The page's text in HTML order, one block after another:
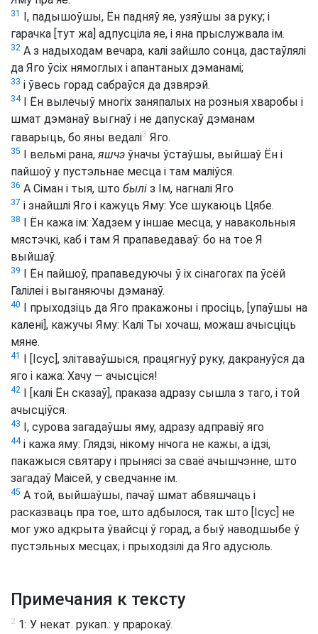
31 І, падышоўшы, Ён падняў яе, узяўшы за руку; і
гарачка [тут жа] адпусціла яе, і яна прыслужвала ім.
32 А з надыходам вечара, калі зайшло сонца, дастаўлялі
да Яго ўсіх нямоглых і апантаных дэманамі;
33 і ўвесь горад сабраўся да дзвярэй.
34І Ён вылечыў многіх заняпалых на розныя хваробы і
шмат дэманаў выгнаў і не дапускаў дэманам
гаварыць, бо яны ведалі3 Яго.
35 І вельмі рана,яшчэ ўначы ўстаўшы, выйшаў Ён і
пайшоў у пустэльнае месца і там маліўся.
36 А Сіман і тыя, што былі з Ім, нагналі Яго
37 і знайшлі Яго і кажуць Яму: Усе шукаюць Цябе.
38
І Ён кажа ім: Хадзем у іншае месца, у навакольныя
мястэчкі, каб і там Я прапаведаваў: бо на тое Я
выйшаў.
39
І Ён пайшоў, прапаведуючы ў іх сінагогах па ўсёй
Галілеі і выганяючы дэманаў.
40
І прыходзіць да Яго пракажоны і просіць, [упаўшы на
калені], кажучы Яму: Калі Ты хочаш, можаш ачысціць
мяне.
41
І [Ісус], злітаваўшыся, працягнуў руку, дакрануўся да
яго і кажа: Хачу — ачысціся!
42
І [калі Ён сказаў], праказа адразу сышла з таго, і той
ачысціўся.
43 І, сурова загадаўшы яму, адразу адправіў яго
44і кажа яму: Глядзі, нікому нічога не кажы, а ідзі,
пакажыся святару і прынясі за сваё ачышчэнне, што
загадаў Маісей, у сведчанне ім.
45 А той, выйшаўшы, пачаў шмат абвяшчаць і
расказваць пра тое, што адбылося, так што [Ісус] не
мог ужо адкрыта ўвайсці ў горад, а быў наводшыбе ў
пустэльных месцах; і прыходзілі да Яго адусюль.
Примечания к тексту
2 1: У некат. рукап.: у прарокаў.